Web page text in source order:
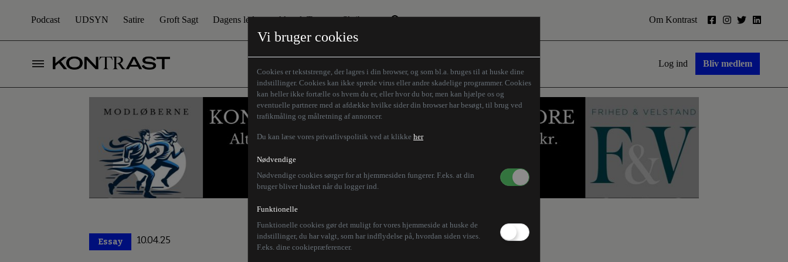
Vi bruger cookies
Cookies er tekststrenge, der lagres i din browser, og som bl.a. bruges til at huske dine
indstillinger. Cookies kan ikke sprede virus eller andre skadelige programmer. Cookies
kan heller ikke fortælle os hvem du er, eller hvor du bor, men kan hjælpe os og
eventuelle partnere med at afdække hvilke sider din browser har besøgt, til brug ved
trafikmåling og målretning af annoncer.
Du kan læse vores privatlivspolitik ved at klikke her
Nødvendige
Nødvendige cookies sørger for at hjemmesiden fungerer. F.eks. at din
bruger bliver husket når du logger ind.
Funktionelle
Funktionelle cookies gør det muligt for vores hjemmeside at huske de
indstillinger, du har valgt, som har indflydelse på, hvordan siden vises.
F.eks. dine cookiepræferencer.
Podcast UDSYN Satire Groft Sagt Dagens leder Aktuelt Tema
Den borgelige brille
Humaniora forfra
Store Danskere
Skribenter
Z-aksen
Om Kontrast
Log ind Bliv medlem
Essay 10.04.25